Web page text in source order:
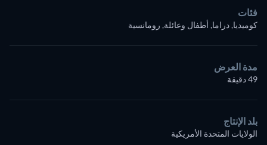
فئات
كوميديا, دراما, أطفال وعائلة, رومانسية
مدة العرض
49 دقيقة
بلد الإنتاج
الولايات المتحدة الأمريكية